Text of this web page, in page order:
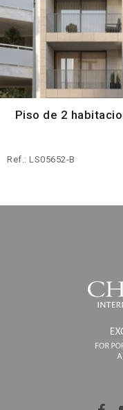
Piso de 2
Ref.: LS05652-B